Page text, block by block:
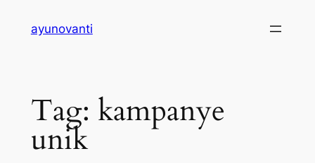
ayunovanti
Tag: kampanye
unik